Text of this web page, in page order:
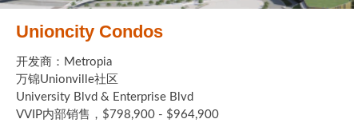
Unioncity Condos
开发商：Metropia
万锦Unionville社区
University Blvd & Enterprise Blvd
VVIP内部销售，$798,900 - $964,900